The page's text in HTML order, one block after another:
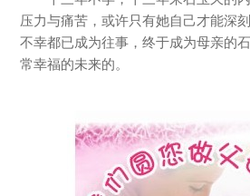
压力与痛苦，或许只有她自己才能深
不幸都已成为往事，终于成为母亲的
常幸福的未来的。